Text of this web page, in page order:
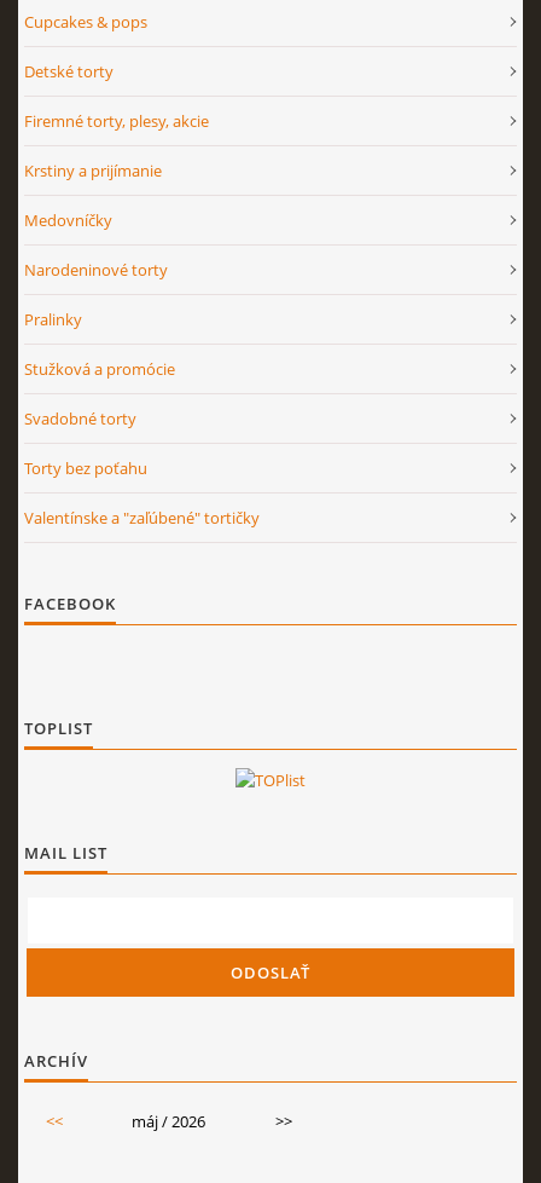
Cupcakes & pops
Detské torty
Firemné torty, plesy, akcie
Krstiny a prijímanie
Medovníčky
Narodeninové torty
Pralinky
Stužková a promócie
Svadobné torty
Torty bez poťahu
Valentínske a "zaľúbené" tortičky
FACEBOOK
TOPLIST
MAIL LIST
ARCHÍV
<< máj / 2026 >>